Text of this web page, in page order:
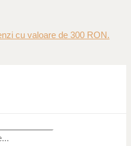
cu valoare de 300 RON.